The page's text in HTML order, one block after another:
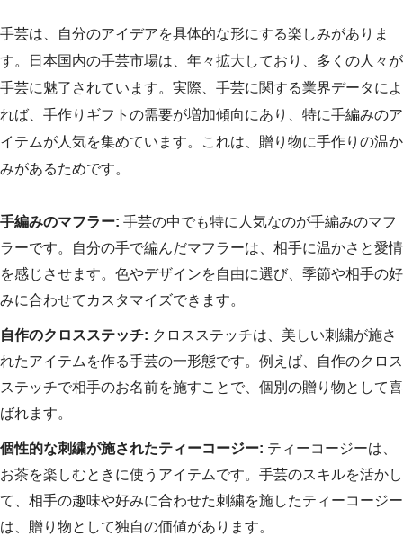
手芸は、自分のアイデアを具体的な形にする楽しみがありま
す。日本国内の手芸市場は、年々拡大しており、多くの人々が
手芸に魅了されています。実際、手芸に関する業界データによ
れば、手作りギフトの需要が増加傾向にあり、特に手編みのア
イテムが人気を集めています。これは、贈り物に手作りの温か
みがあるためです。
手編みのマフラー: 手芸の中でも特に人気なのが手編みのマフ
ラーです。自分の手で編んだマフラーは、相手に温かさと愛情
を感じさせます。色やデザインを自由に選び、季節や相手の好
みに合わせてカスタマイズできます。
自作のクロスステッチ: クロスステッチは、美しい刺繍が施さ
れたアイテムを作る手芸の一形態です。例えば、自作のクロス
ステッチで相手のお名前を施すことで、個別の贈り物として喜
ばれます。
個性的な刺繍が施されたティーコージー: ティーコージーは、
お茶を楽しむときに使うアイテムです。手芸のスキルを活かし
て、相手の趣味や好みに合わせた刺繍を施したティーコージー
は、贈り物として独自の価値があります。